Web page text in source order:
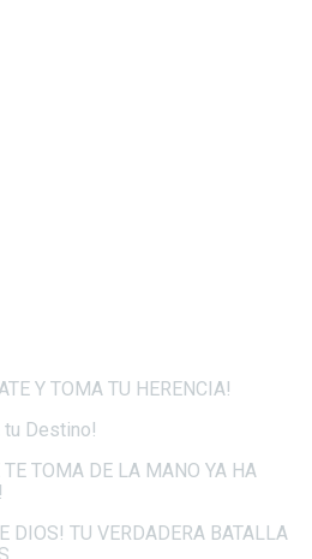
Y TOMA TU HERENCIA!
tu Destino!
TE TOMA DE LA MANO YA HA
DIOS! TU VERDADERA BATALLA